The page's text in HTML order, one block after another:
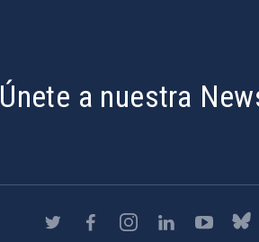
Únete a nuestra